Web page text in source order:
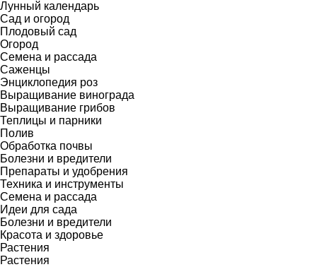
Лунный календарь
Сад и огород
Плодовый сад
Огород
Семена и рассада
Саженцы
Энциклопедия роз
Выращивание винограда
Выращивание грибов
Теплицы и парники
Полив
Обработка почвы
Болезни и вредители
Препараты и удобрения
Техника и инструменты
Семена и рассада
Идеи для сада
Болезни и вредители
Красота и здоровье
Растения
Растения